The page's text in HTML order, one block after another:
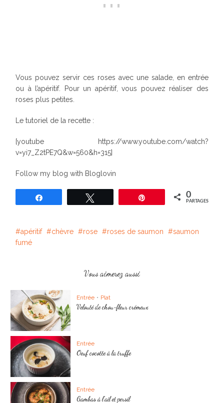
Vous pouvez servir ces roses avec une salade, en entrée
ou à l’apéritif. Pour un apéritif, vous pouvez réaliser des
roses plus petites.
Le tutoriel de la recette :
[youtube https://www.youtube.com/watch?
v=yi7_Z2tPE7Q&w=560&h=315]
Follow my blog with Bloglovin
Épingle 0
PARTAGES
apéritif chèvre rose roses de saumon
saumon
fumé
Vous aimerez aussi
Entrée • Plat
Velouté de chou-fleur crémeux
Entrée
Oeuf cocotte à la truffe
Entrée
Gambas à l’ail et persil